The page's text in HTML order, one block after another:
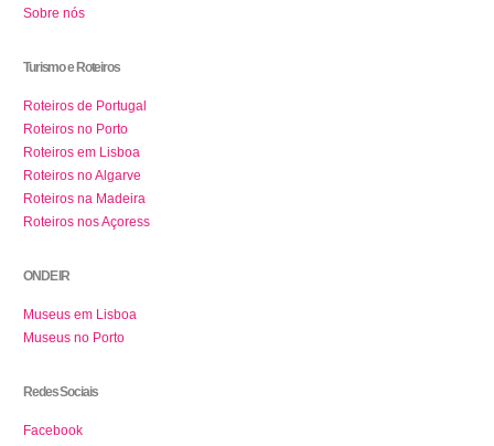
Sobre nós
Turismo e Roteiros
Roteiros de Portugal
Roteiros no Porto
Roteiros em Lisboa
Roteiros no Algarve
Roteiros na Madeira
Roteiros nos Açoress
ONDE IR
Museus em Lisboa
Museus no Porto
Redes Sociais
Facebook